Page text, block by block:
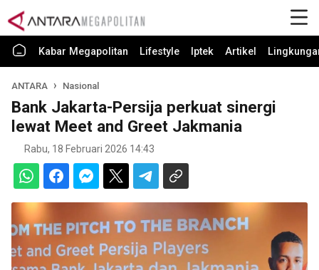
Kabar Megapolitan Lifestyle Iptek Artikel
ANTARA Nasional
Bank Jakarta-Persija perkuat sinergi
lewat Meet and Greet Jakmania
Rabu, 18 Februari 2026 14:43